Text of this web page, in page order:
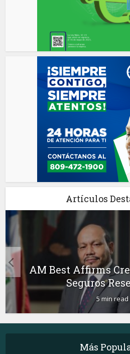
Artículos
AM Best Affirms
Seguros
5 min read
Más